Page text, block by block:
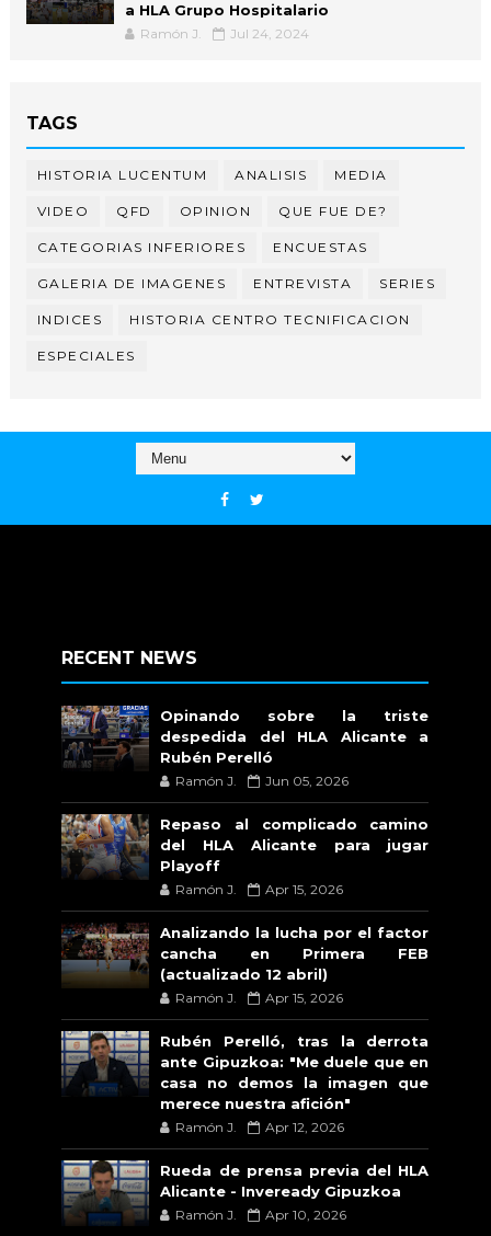
a HLA Grupo Hospitalario
Ramón J. Jul 24, 2024
TAGS
HISTORIA LUCENTUM ANALISIS MEDIA
VIDEO QFD OPINION QUE FUE DE?
CATEGORIAS INFERIORES ENCUESTAS
GALERIA DE IMAGENES ENTREVISTA SERIES
INDICES HISTORIA CENTRO TECNIFICACION
ESPECIALES
RECENT NEWS
Opinando sobre la triste
despedida del HLA Alicante a
Rubén Perelló
Ramón J. Jun 05, 2026
Repaso al complicado camino
del HLA Alicante para jugar
Playoff
Ramón J. Apr 15, 2026
Analizando la lucha por el factor
cancha en Primera FEB
(actualizado 12 abril)
Ramón J. Apr 15, 2026
Rubén Perelló, tras la derrota
ante Gipuzkoa: "Me duele que en
casa no demos la imagen que
merece nuestra afición"
Ramón J. Apr 12, 2026
Rueda de prensa previa del HLA
Alicante - Inveready Gipuzkoa
Ramón J. Apr 10, 2026